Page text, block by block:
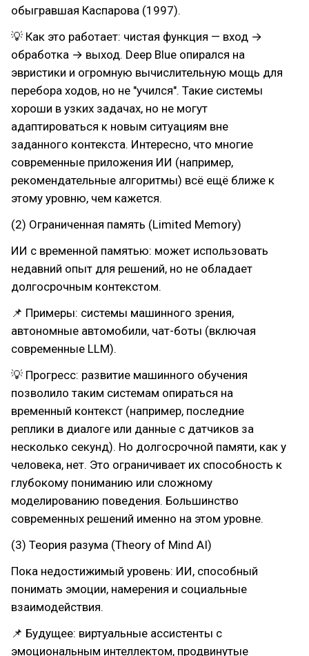
обыгравшая Каспарова (1997).
💡 Как это работает: чистая функция — вход →
обработка → выход. Deep Blue опирался на
эвристики и огромную вычислительную мощь для
перебора ходов, но не "учился". Такие системы
хороши в узких задачах, но не могут
адаптироваться к новым ситуациям вне
заданного контекста. Интересно, что многие
современные приложения ИИ (например,
рекомендательные алгоритмы) всё ещё ближе к
этому уровню, чем кажется.
(2) Ограниченная память (Limited Memory)
ИИ с временной памятью: может использовать
недавний опыт для решений, но не обладает
долгосрочным контекстом.
📌 Примеры: системы машинного зрения,
автономные автомобили, чат-боты (включая
современные LLM).
💡 Прогресс: развитие машинного обучения
позволило таким системам опираться на
временный контекст (например, последние
реплики в диалоге или данные с датчиков за
несколько секунд). Но долгосрочной памяти, как у
человека, нет. Это ограничивает их способность к
глубокому пониманию или сложному
моделированию поведения. Большинство
современных решений именно на этом уровне.
(3) Теория разума (Theory of Mind AI)
Пока недостижимый уровень: ИИ, способный
понимать эмоции, намерения и социальные
взаимодействия.
📌 Будущее: виртуальные ассистенты с
эмоциональным интеллектом, продвинутые